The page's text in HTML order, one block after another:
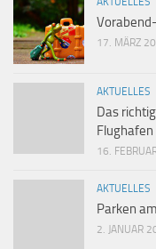
17. MÄRZ
AKTUELLES
Das
Flughafen
16.
AKTUELLES
Parken
2. JANUAR